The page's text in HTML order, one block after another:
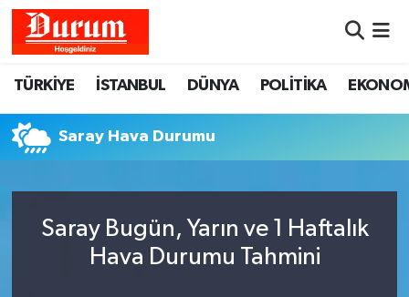
TÜRKİYE İSTANBUL DÜNYA POLİTİKA
Saray Hava Durumu
Saray Bugün, Yarın ve 1 Haftalık
Hava Durumu Tahmini
Hava Durumu
Namaz Vakitleri
Süper Lig Puan Durumu ve Fikstür